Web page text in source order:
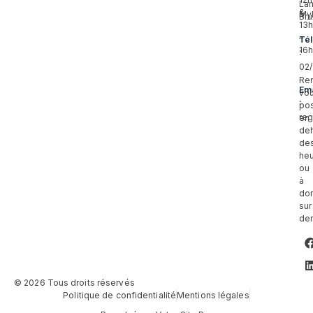
:
:
&
–
en
ou
à
sur
© 2026 Tous droits réservés
Politique de confidentialitéMentions légales